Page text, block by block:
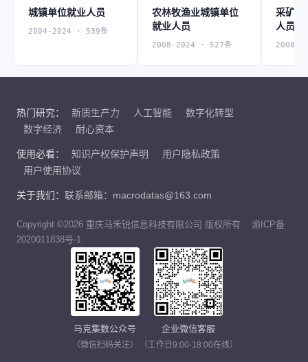
城镇单位就业人员
2004-2024 · 539条
农林牧渔业城镇单位
就业人员
2008-2024 · 527条
采矿业
人员
2008-
热门研究： 新质生产力 人工智能
数字化转型
数字经济
耐心资本
使用必看： 知识产权保护声明
用户隐私政策
用户使用协议
关于我们： 联系邮箱：macrodatas@163.com
Copyright ©2026 重庆马禾锐信息科技有限公司 版权所有
渝ICP备
2020011838号-1
马克集数公众号
（微信扫码关注）
企业微信客服
（工作日9:00-18:00在线）